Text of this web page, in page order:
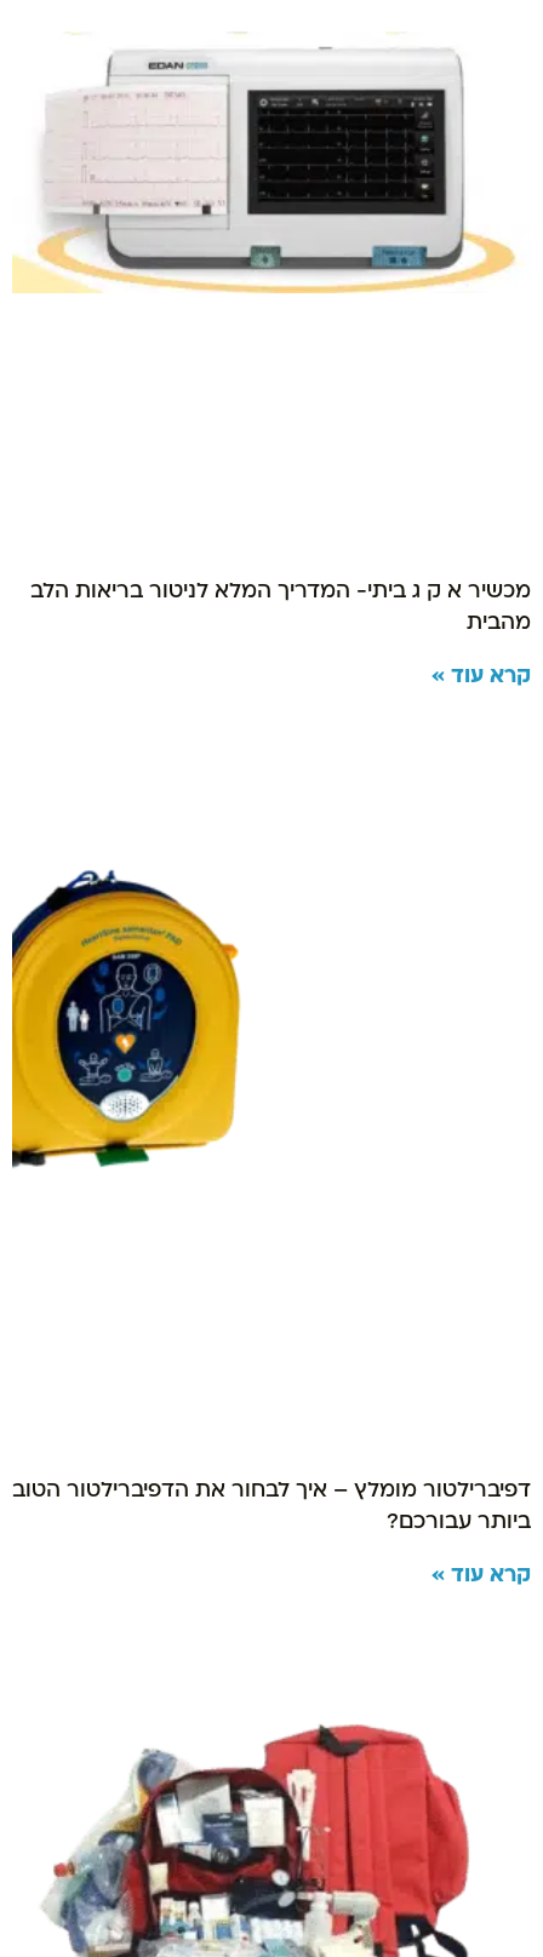
מכשיר א ק ג ביתי- המדריך המלא לניטור בריאות הלב
מהבית
קרא עוד »
דפיברילטור מומלץ – איך לבחור את הדפיברילטור הטוב
ביותר עבורכם?
קרא עוד »